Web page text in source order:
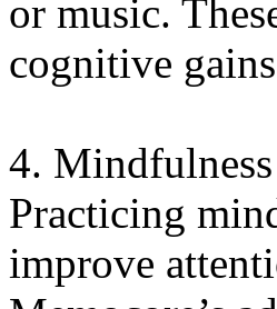
or music.
cognitive
4.
Practicing
improve